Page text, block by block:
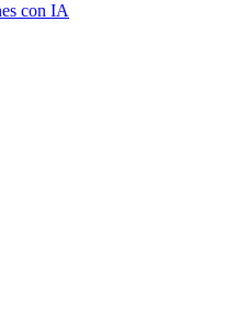
con IA